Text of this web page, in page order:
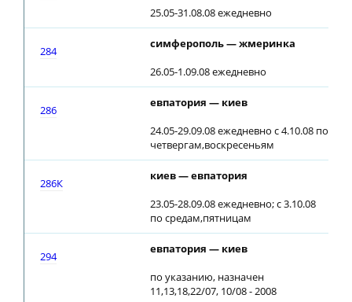
25.05-31.08.08 ежедневно
284
симферополь — жмеринка
26.05-1.09.08 ежедневно
286
евпатория — киев
24.05-29.09.08 ежедневно с 4.10.08 по
четвергам,воскресеньям
286К
киев — евпатория
23.05-28.09.08 ежедневно; c 3.10.08
по средам,пятницам
294
евпатория — киев
по указанию, назначен
11,13,18,22/07, 10/08 - 2008